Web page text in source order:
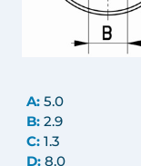
A: 5.0
B: 2.9
C: 1.3
D: 8.0